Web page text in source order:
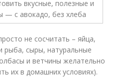
не сосчитать – яйца,
сыры, натуральные
и ветчины желательно
их в домашних условиях).